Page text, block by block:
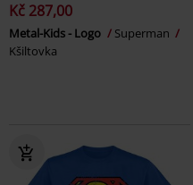
Kč 287,00
Metal-Kids - Logo
Superman
Kšiltovka